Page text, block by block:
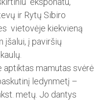
ir Rytų Sibi­ro
­vie­tovėje kiekvieną
įšalui, į paviršių
mamutas svėrė
le­dyn­metį –
metų. Jo dantys